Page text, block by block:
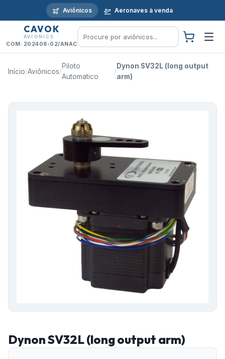
Aviônicos Aeronaves à venda
CAVOK
AVIONICS
COM: 202408-02/ANAC
Início/Aviônicos/
Piloto
Automatico
/
Dynon SV32L (long output
arm)
Dynon SV32L (long output arm)